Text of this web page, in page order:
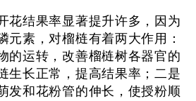
花结果率显著提升许多，因为
元素，对榴梿有着两大作用：
的运转，改善榴梿树各器官的
生长正常，提高结果率；二是
发和花粉管的伸长，使授粉顺